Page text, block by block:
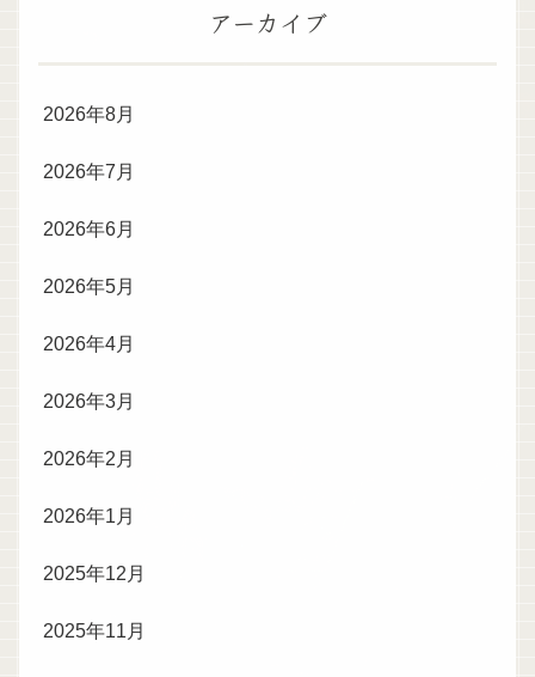
アーカイブ
2026年8月
2026年7月
2026年6月
2026年5月
2026年4月
2026年3月
2026年2月
2026年1月
2025年12月
2025年11月